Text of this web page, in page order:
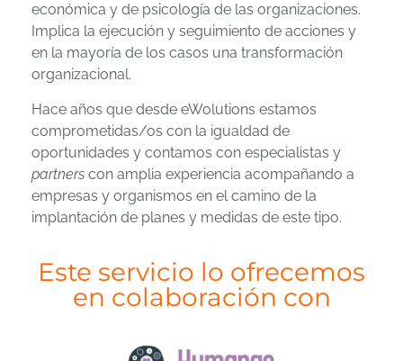
económica y de psicología de las organizaciones.
Implica la ejecución y seguimiento de acciones y
en la mayoría de los casos una transformación
organizacional.
Hace años que desde eWolutions estamos
comprometidas/os con la igualdad de
oportunidades y contamos con especialistas y
partners con amplia experiencia acompañando a
empresas y organismos en el camino de la
implantación de planes y medidas de este tipo.
Este servicio lo ofrecemos
en colaboración con